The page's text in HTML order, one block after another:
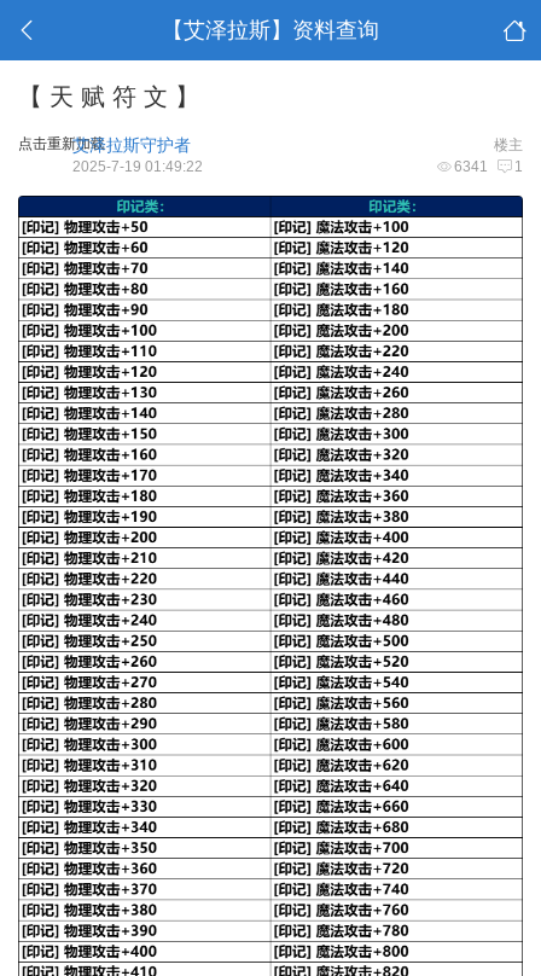
【艾泽拉斯】资料查询
【 天 赋 符 文 】
点击重新加载 楼主
艾泽拉斯守护者
6341 1
2025-7-19 01:49:22